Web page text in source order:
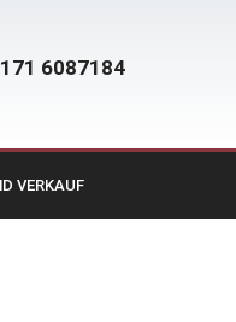
6087184
VERKAUF